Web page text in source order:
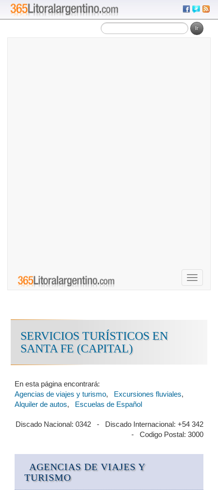
Toggle
SERVICIOS TURÍSTICOS EN
SANTA FE (CAPITAL)
En esta página encontrará:
Agencias de viajes y turismo, Excursiones fluviales,
Alquiler de autos, Escuelas de Español
Discado Nacional: 0342 - Discado Internacional: +54 342
- Codigo Postal: 3000
AGENCIAS DE VIAJES Y
TURISMO